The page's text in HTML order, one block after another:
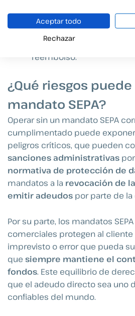
Que se trata de un
Que representa una
cobros, además de sus
reembolso.
¿Qué riesgos
mandato SEPA?
Operar sin un mandato SEPA
cumplimentado puede
peligros críticos, que pueden
sanciones administrativas
normativa de protección de
mandatos a la revocación de
emitir adeudos por parte de
Por su parte, los mandatos
comerciales protegen al
imprevisto o error que pueda
que siempre mantiene el
fondos. Este equilibrio de
que el adeudo directo sea uno
confiables del mundo.
Aceptar todo
Rechazar